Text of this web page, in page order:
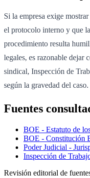
Si la empresa exige
el protocolo interno y que
procedimiento resulta
legales, es razonable dejar
sindical, Inspección de
según la gravedad del caso.
Fuentes
BOE - Estatuto de
BOE - Constitución
Poder Judicial -
Inspección de
Revisión editorial de